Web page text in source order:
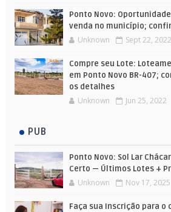
Ponto Novo:
venda no município;
Unknown Sept 22, 2022
Compre seu Lote:
em Ponto Novo BR-407;
os detalhes
Unknown Jun 25, 2022
PUB
Ponto Novo: Sol Lar
Certo — Últimos Lotes +
Unknown Nov 17, 2025
Faça sua Inscrição para o